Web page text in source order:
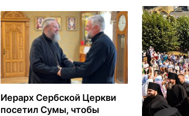
Иерарх Сербской Церкви
посетил Сумы, чтобы